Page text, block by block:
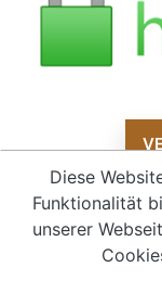
Alle Preise
Diese
Funktionalität
unserer